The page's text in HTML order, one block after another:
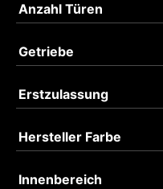
Anzahl Türen
Getriebe
Erstzulassung
Hersteller Farbe
Innenbereich